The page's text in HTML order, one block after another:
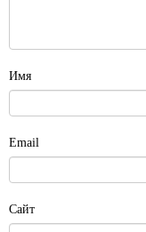
Имя
Email
Сайт